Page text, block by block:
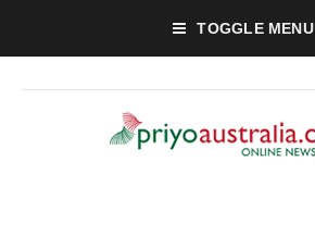
TOGGLE MENU